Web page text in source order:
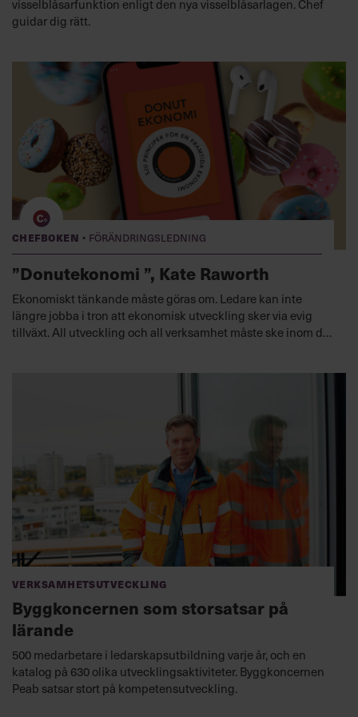
visselblåsarfunktion enligt den nya visselblåsarlagen. Chef
guidar dig rätt.
Chefboken · Förändringsledning
”Donutekonomi ”, Kate Raworth
Ekonomiskt tänkande måste göras om. Ledare kan inte
längre jobba i tron att ekonomisk utveckling sker via evig
tillväxt. All utveckling och all verksamhet måste ske inom de
Verksamhetsutveckling
Byggkoncernen som storsatsar på
lärande
500 medarbetare i ledarskapsutbildning varje år, och en
katalog på 630 olika utvecklingsaktiviteter. Byggkoncernen
Peab satsar stort på kompetensutveckling.